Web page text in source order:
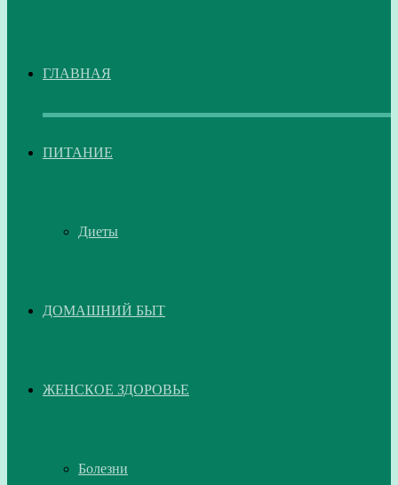
ГЛАВНАЯ
ПИТАНИЕ
Диеты
ДОМАШНИЙ БЫТ
ЖЕНСКОЕ ЗДОРОВЬЕ
Болезни